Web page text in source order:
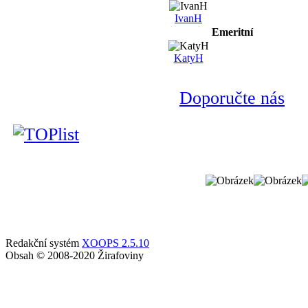
IvanH
Emeritní
KatyH
Doporučte nás
Redakční systém XOOPS 2.5.10
Obsah © 2008-2020 Žirafoviny